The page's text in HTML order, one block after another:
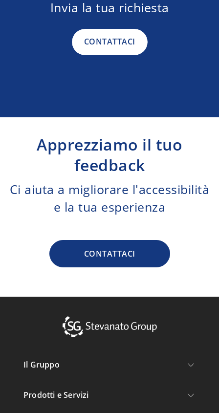
Invia la tua richiesta
CONTATTACI
Apprezziamo il tuo
feedback
Ci aiuta a migliorare l'accessibilità
e la tua esperienza
CONTATTACI
Il Gruppo
Prodotti e Servizi